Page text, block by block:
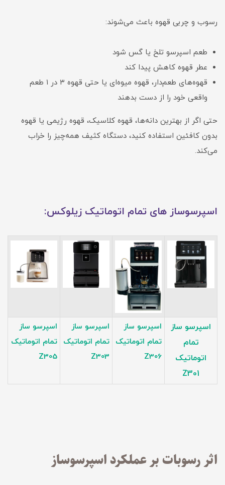
رسوب و چربی قهوه باعث می‌شوند:
طعم اسپرسو تلخ یا گس شود
عطر قهوه کاهش پیدا کند
قهوه‌های طعم‌دار، قهوه میوه‌ای یا حتی قهوه ۳ در ۱ طعم
واقعی خود را از دست بدهند
حتی اگر از بهترین دانه‌ها، قهوه کلاسیک، قهوه رژیمی یا قهوه
بدون کافئین استفاده کنید، دستگاه کثیف همه‌چیز را خراب
می‌کند.
اسپرسوساز های تمام اتوماتیک زیلوکس:
اسپرسو ساز
تمام
اتوماتیک
Z301
اسپرسو ساز
تمام اتوماتیک
Z306
اسپرسو ساز
تمام اتوماتیک
Z303
اسپرسو ساز
تمام اتوماتیک
Z305
اثر رسوبات بر عملکرد اسپرسوساز